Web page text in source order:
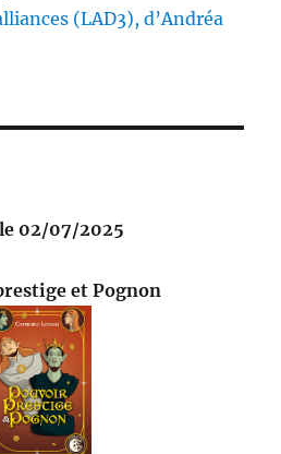
(LAD3), d’Andréa
02/07/2025
et Pognon